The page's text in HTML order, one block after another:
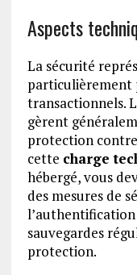
Aspects
La sécurité
particulièrement
transactionnels.
gèrent
protection
cette charge
hébergé, vous
des mesures de
sauvegardes
protection.